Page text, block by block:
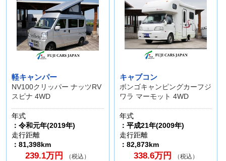
軽キャンパー
NV100クリッパー ナッツRV
スピナ 4WD
年式
：令和元年(2019年)
走行距離
：81,398km
239.1万円 （税込）
キャブコン
ボンゴキャンピングカーフジ
ワラ マーモット 4WD
年式
：平成21年(2009年)
走行距離
：82,873km
338.6万円 （税込）